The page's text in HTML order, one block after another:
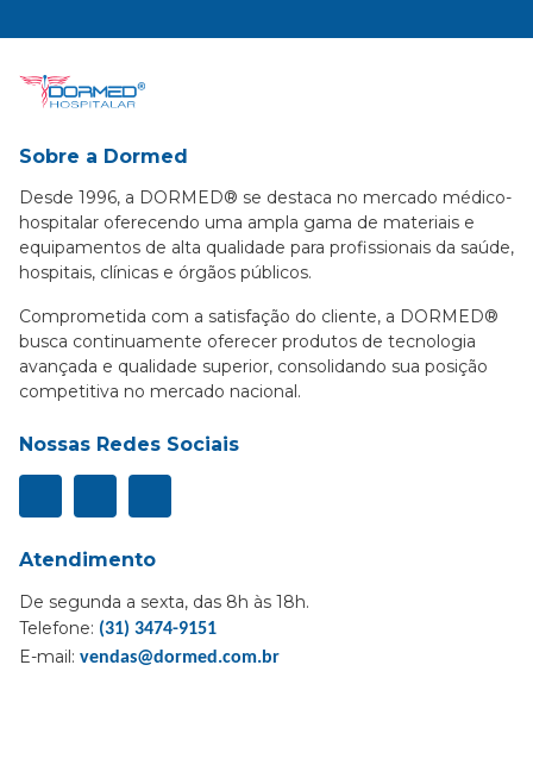
Sobre a Dormed
Desde 1996, a DORMED® se destaca no mercado médico-
hospitalar oferecendo uma ampla gama de materiais e
equipamentos de alta qualidade para profissionais da saúde,
hospitais, clínicas e órgãos públicos.
Comprometida com a satisfação do cliente, a DORMED®
busca continuamente oferecer produtos de tecnologia
avançada e qualidade superior, consolidando sua posição
competitiva no mercado nacional.
Nossas Redes Sociais
Atendimento
De segunda a sexta, das 8h às 18h.
Telefone: (31) 3474-9151
E-mail: vendas@dormed.com.br